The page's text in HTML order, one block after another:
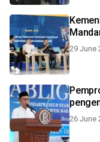
29 June
26 June